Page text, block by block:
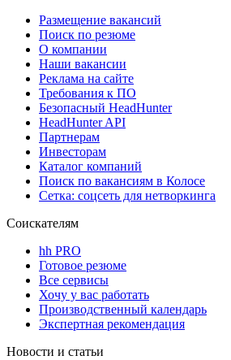
Размещение вакансий
Поиск по резюме
О компании
Наши вакансии
Реклама на сайте
Требования к ПО
Безопасный HeadHunter
HeadHunter API
Партнерам
Инвесторам
Каталог компаний
Поиск по вакансиям в Колосе
Сетка: соцсеть для нетворкинга
Соискателям
hh PRO
Готовое резюме
Все сервисы
Хочу у вас работать
Производственный календарь
Экспертная рекомендация
Новости и статьи